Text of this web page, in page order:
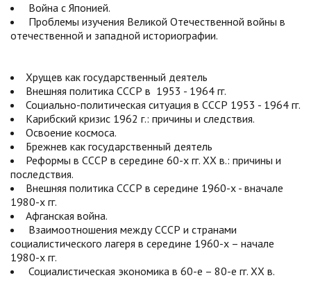
Война с Японией.
Проблемы изучения Великой Отечественной войны в
отечественной и западной историографии.
Хрущев как государственный деятель
Внешняя политика СССР в 1953 - 1964 гг.
Социально-политическая ситуация в СССР 1953 - 1964 гг.
Карибский кризис 1962 г.: причины и следствия.
Освоение космоса.
Брежнев как государственный деятель
Реформы в СССР в середине 60-х гг. XX в.: причины и
последствия.
Внешняя политика СССР в середине 1960-х - вначале
1980-х гг.
Афганская война.
Взаимоотношения между СССР и странами
социалистического лагеря в середине 1960-х – начале
1980-х гг.
Социалистическая экономика в 60-е – 80-е гг. XX в.